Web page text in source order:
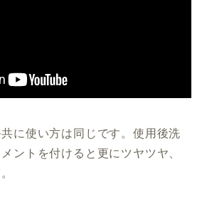
に使い方は同じです。使用後洗
ントを付けると更にツヤツヤ、